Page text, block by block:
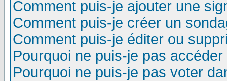
Comment puis-je ajouter une
Comment puis-je créer un
Comment puis-je éditer ou
Pourquoi ne puis-je pas
Pourquoi ne puis-je pas voter